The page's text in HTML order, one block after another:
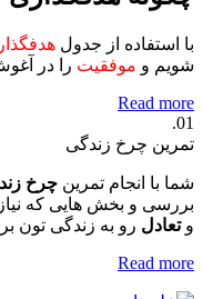
با استفاده از جدول
شویم و موفقیت را در
Read more
01.
تمرین چرخ زندگی
شما با انجام تمرین چرخ
بررسی و بخش هایی که
وتعادل رو به زندگی تون
Read more